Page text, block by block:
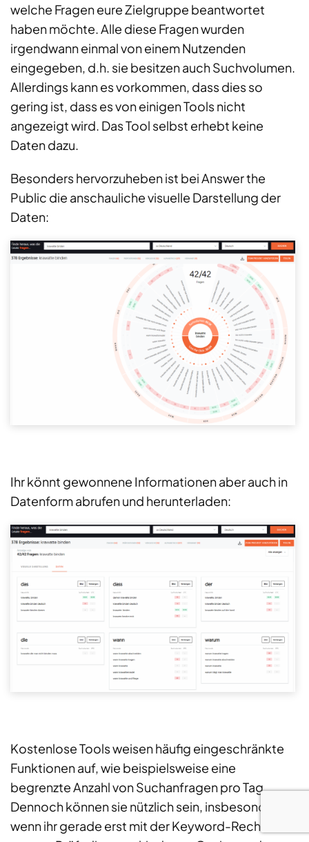
welche Fragen eure Zielgruppe beantwortet
haben möchte. Alle diese Fragen wurden
irgendwann einmal von einem Nutzenden
eingegeben, d.h. sie besitzen auch Suchvolumen.
Allerdings kann es vorkommen, dass dies so
gering ist, dass es von einigen Tools nicht
angezeigt wird. Das Tool selbst erhebt keine
Daten dazu.
Besonders hervorzuheben ist bei Answer the
Public die anschauliche visuelle Darstellung der
Daten:
Ihr könnt gewonnene Informationen aber auch in
Datenform abrufen und herunterladen:
Kostenlose Tools weisen häufig eingeschränkte
Funktionen auf, wie beispielsweise eine
begrenzte Anzahl von Suchanfragen pro Tag.
Dennoch können sie nützlich sein, insbesondere
wenn ihr gerade erst mit der Keyword-Recherche